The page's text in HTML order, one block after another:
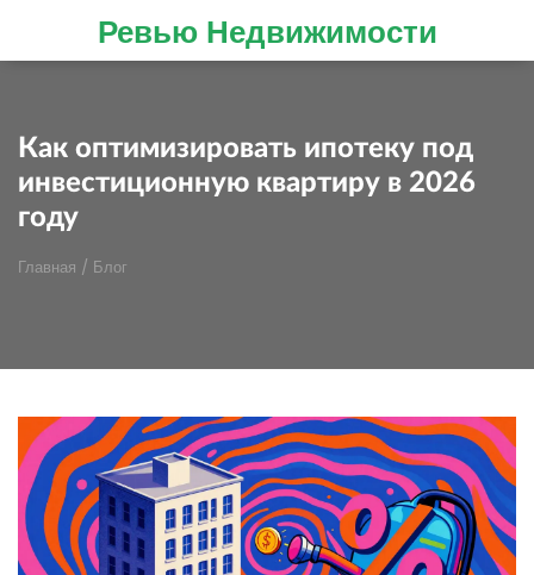
Ревью Недвижимости
Как оптимизировать ипотеку под
инвестиционную квартиру в 2026
году
Главная / Блог